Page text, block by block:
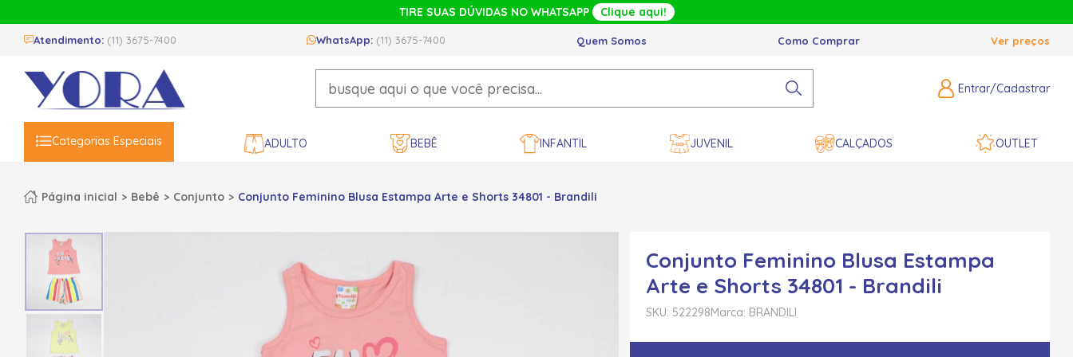
TIRE SUAS DÚVIDAS NO WHATSAPP Clique aqui!
Atendimento: (11) 3675-7400 WhatsApp: (11) 3675-7400 Quem Somos Como Comprar Ver preços
Entrar/Cadastrar
Categorias Especiais ADULTO BEBÊ INFANTIL JUVENIL CALÇADOS OUTLET
Página inicial Bebê Conjunto Conjunto Feminino Blusa Estampa Arte e Shorts 34801 - Brandili
Conjunto Feminino Blusa Estampa
Arte e Shorts 34801 - Brandili
SKU: 522298Marca: BRANDILI